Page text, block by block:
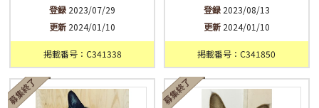
登録 2023/07/29
更新 2024/01/10
掲載番号：C341338
登録2023/08/13
更新2024/01/10
掲載番号：C341850